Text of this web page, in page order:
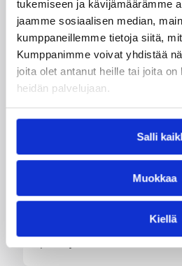
tukemiseen ja kävijämäärämme
jaamme sosiaalisen median,
kumppaneillemme tietoja siitä,
Kumppanimme voivat yhdistää
joita olet antanut heille tai joita
heidän palvelujaan.
Salli
Muokkaa
Kiellä
EM-kilpailut 09.08.2026 22:47
Suomen 18-
päättivät EM-kisat
pronssijuhliin
upeasti pronssimitaliin, kun
pronssiottelussa
Sudenpennut käänsi vaikean
joukkuepelaamisella ja
puoliajalla Serbian